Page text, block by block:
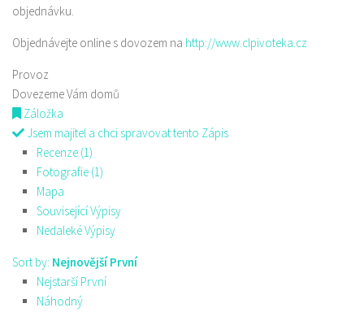
objednávku.
Objednávejte online s dovozem na http://www.clpivoteka.cz
Provoz
Dovezeme Vám domů
Záložka
Jsem majitel a chci spravovat tento Zápis
Recenze (1)
Fotografie (1)
Mapa
Související Výpisy
Nedaleké Výpisy
Sort by: Nejnovější První
Nejstarší První
Náhodný